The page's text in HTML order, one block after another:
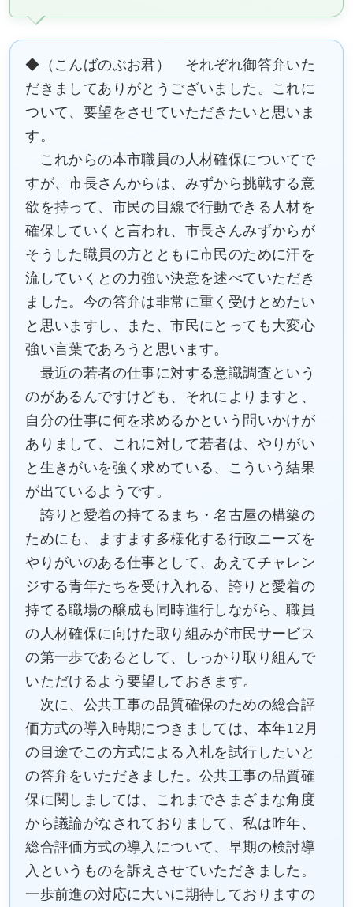
◆（こんばのぶお君） それぞれ御答弁いた
だきましてありがとうございました。これに
ついて、要望をさせていただきたいと思いま
す。
これからの本市職員の人材確保についてで
すが、市長さんからは、みずから挑戦する意
欲を持って、市民の目線で行動できる人材を
確保していくと言われ、市長さんみずからが
そうした職員の方とともに市民のために汗を
流していくとの力強い決意を述べていただき
ました。今の答弁は非常に重く受けとめたい
と思いますし、また、市民にとっても大変心
強い言葉であろうと思います。
最近の若者の仕事に対する意識調査という
のがあるんですけども、それによりますと、
自分の仕事に何を求めるかという問いかけが
ありまして、これに対して若者は、やりがい
と生きがいを強く求めている、こういう結果
が出ているようです。
誇りと愛着の持てるまち・名古屋の構築の
ためにも、ますます多様化する行政ニーズを
やりがいのある仕事として、あえてチャレン
ジする青年たちを受け入れる、誇りと愛着の
持てる職場の醸成も同時進行しながら、職員
の人材確保に向けた取り組みが市民サービス
の第一歩であるとして、しっかり取り組んで
いただけるよう要望しておきます。
次に、公共工事の品質確保のための総合評
価方式の導入時期につきましては、本年12月
の目途でこの方式による入札を試行したいと
の答弁をいただきました。公共工事の品質確
保に関しましては、これまでさまざまな角度
から議論がなされておりまして、私は昨年、
総合評価方式の導入について、早期の検討導
入というものを訴えさせていただきました。
一歩前進の対応に大いに期待しておりますの